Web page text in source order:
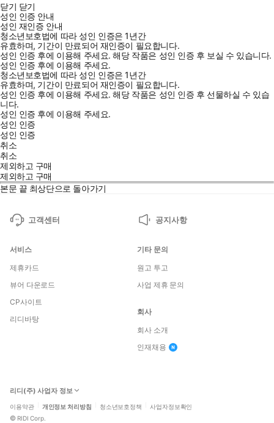
닫기 닫기
성인 인증 안내
성인 재인증 안내
청소년보호법에 따라 성인 인증은 1년간
유효하며, 기간이 만료되어 재인증이 필요합니다.
성인 인증 후에 이용해 주세요.해당 작품은 성인 인증 후 보실 수 있습니다.
성인 인증 후에 이용해 주세요.
청소년보호법에 따라 성인 인증은 1년간
유효하며, 기간이 만료되어 재인증이 필요합니다.
성인 인증 후에 이용해 주세요.해당 작품은 성인 인증 후 선물하실 수 있습
니다.
성인 인증 후에 이용해 주세요.
성인 인증
성인 인증
취소
취소
제외하고 구매
제외하고 구매
본문 끝 최상단으로 돌아가기
고객센터 공지사항
서비스
제휴카드
뷰어 다운로드
CP사이트
리디바탕
기타 문의
원고 투고
사업 제휴 문의
회사
회사 소개
인재채용
리디(주) 사업자 정보
이용약관 개인정보 처리방침 청소년보호정책 사업자정보확인
© RIDI Corp.